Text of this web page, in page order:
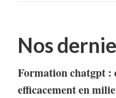
Nos
Formation chatgpt :
efficacement en